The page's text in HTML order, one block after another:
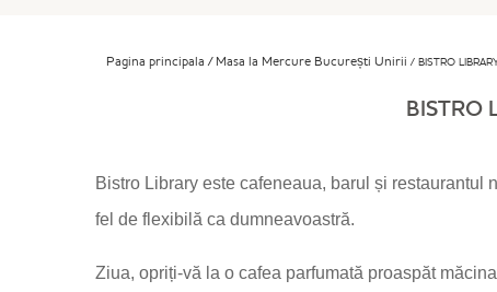
Pagina principala Masa la Mercure București Unirii BISTRO
BISTRO
Bistro Library este cafeneaua, barul și restaurantul
fel de flexibilă ca dumneavoastră.
Ziua, opriți-vă la o cafea parfumată proaspăt